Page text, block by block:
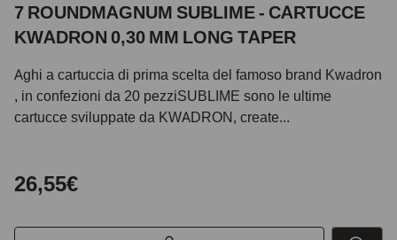
7 ROUNDMAGNUM SUBLIME - CARTUCCE
KWADRON 0,30 MM LONG TAPER
Aghi a cartuccia di prima scelta del famoso brand Kwadron
, in confezioni da 20 pezziSUBLIME sono le ultime
cartucce sviluppate da KWADRON, create...
26,55€